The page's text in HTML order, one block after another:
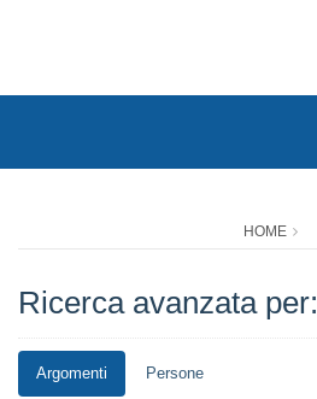
HOME
Ricerca avanzata per:
Argomenti Persone